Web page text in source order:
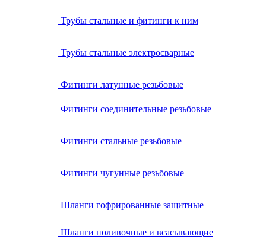
Трубы стальные и фитинги к ним
Трубы стальные электросварные
Фитинги латунные резьбовые
Фитинги соединительные резьбовые
Фитинги стальные резьбовые
Фитинги чугунные резьбовые
Шланги гофрированные защитные
Шланги поливочные и всасывающие